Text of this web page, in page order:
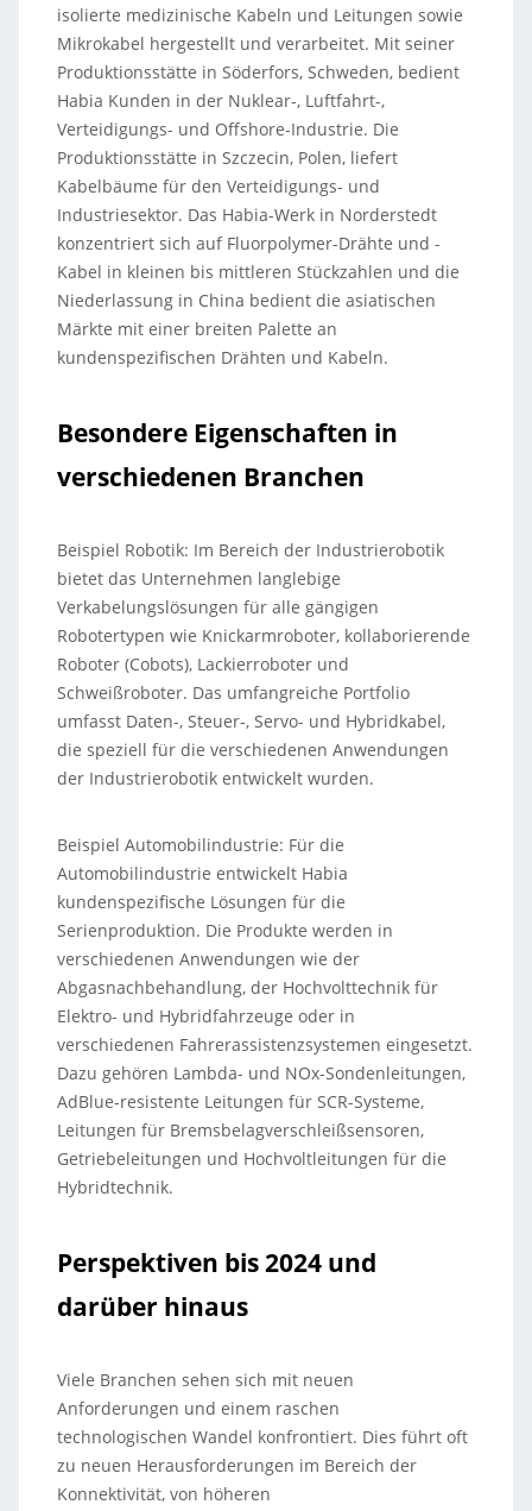
isolierte medizinische Kabeln und Leitungen sowie
Mikrokabel hergestellt und verarbeitet. Mit seiner
Produktionsstätte in Söderfors, Schweden, bedient
Habia Kunden in der Nuklear-, Luftfahrt-,
Verteidigungs- und Offshore-Industrie. Die
Produktionsstätte in Szczecin, Polen, liefert
Kabelbäume für den Verteidigungs- und
Industriesektor. Das Habia-Werk in Norderstedt
konzentriert sich auf Fluorpolymer-Drähte und -
Kabel in kleinen bis mittleren Stückzahlen und die
Niederlassung in China bedient die asiatischen
Märkte mit einer breiten Palette an
kundenspezifischen Drähten und Kabeln.
Besondere Eigenschaften in
verschiedenen Branchen
Beispiel Robotik: Im Bereich der Industrierobotik
bietet das Unternehmen langlebige
Verkabelungslösungen für alle gängigen
Robotertypen wie Knickarmroboter, kollaborierende
Roboter (Cobots), Lackierroboter und
Schweißroboter. Das umfangreiche Portfolio
umfasst Daten-, Steuer-, Servo- und Hybridkabel,
die speziell für die verschiedenen Anwendungen
der Industrierobotik entwickelt wurden.
Beispiel Automobilindustrie: Für die
Automobilindustrie entwickelt Habia
kundenspezifische Lösungen für die
Serienproduktion. Die Produkte werden in
verschiedenen Anwendungen wie der
Abgasnachbehandlung, der Hochvolttechnik für
Elektro- und Hybridfahrzeuge oder in
verschiedenen Fahrerassistenzsystemen eingesetzt.
Dazu gehören Lambda- und NOx-Sondenleitungen,
AdBlue-resistente Leitungen für SCR-Systeme,
Leitungen für Bremsbelagverschleißsensoren,
Getriebeleitungen und Hochvoltleitungen für die
Hybridtechnik.
Perspektiven bis 2024 und
darüber hinaus
Viele Branchen sehen sich mit neuen
Anforderungen und einem raschen
technologischen Wandel konfrontiert. Dies führt oft
zu neuen Herausforderungen im Bereich der
Konnektivität, von höheren